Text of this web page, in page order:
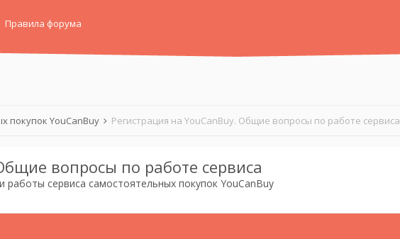
Правила форума
покупок YouCanBuy Регистрация на YouCanBuy. Общие вопросы по работе сервиса
вопросы по работе сервиса
сервиса самостоятельных покупок YouCanBuy